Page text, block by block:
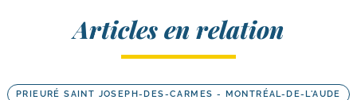
Articles en relation
PRIEURÉ SAINT JOSEPH-DES-CARMES - MONTRÉAL-DE-L'AUDE